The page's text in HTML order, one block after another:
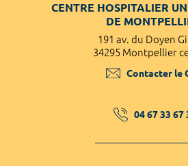
CENTRE HOSPITALIER
DE
191 av. du Doyen
34295 Montpellier
Contacter le
04 67 33 67